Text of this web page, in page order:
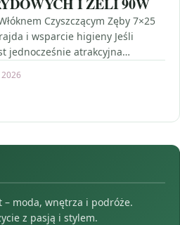
Czyszczącym Zęby 7×25
i wsparcie higieny Jeśli
jednocześnie atrakcyjna…
moda, wnętrza i podróże.
z pasją i stylem.